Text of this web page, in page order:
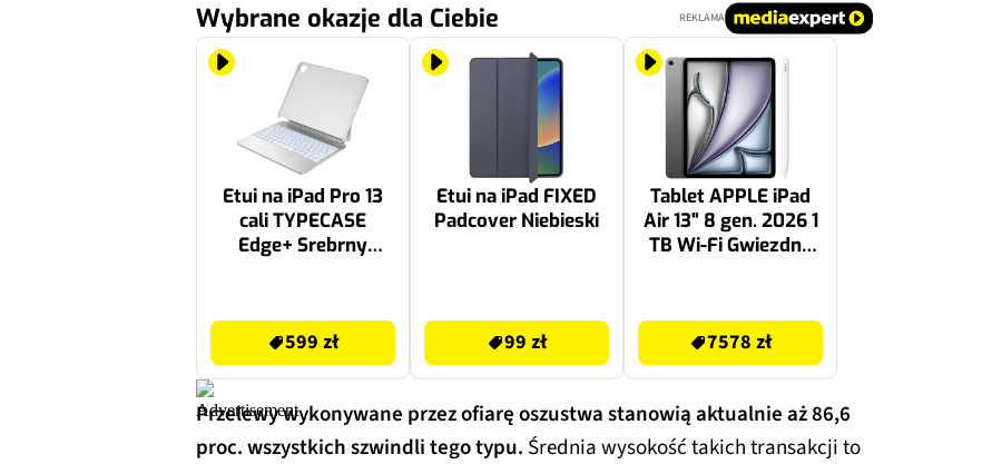
Wybrane okazje dla Ciebie REKLAMA
Etui na iPad Pro 13
cali TYPECASE
Edge+ Srebrny
599 zł
Etui na iPad FIXED
Padcover Niebieski
99 zł
Tablet APPLE iPad
Air 13" 8 gen. 2026 1
TB Wi-Fi Gwiezdna
MUWA3ZM/A
7578 zł
Przelewy wykonywane przez ofiarę oszustwa stanowią aktualnie aż 86,6
proc. wszystkich szwindli tego typu. Średnia wysokość takich transakcji to